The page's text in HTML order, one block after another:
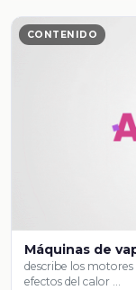
CONTENIDO
Máquinas de
describe los
efectos del calor …